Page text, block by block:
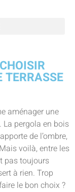
TERRASSE
aménager une
La pergola en bois
de l’ombre,
voilà, entre les
pas toujours
à rien. Trop
le bon choix ?